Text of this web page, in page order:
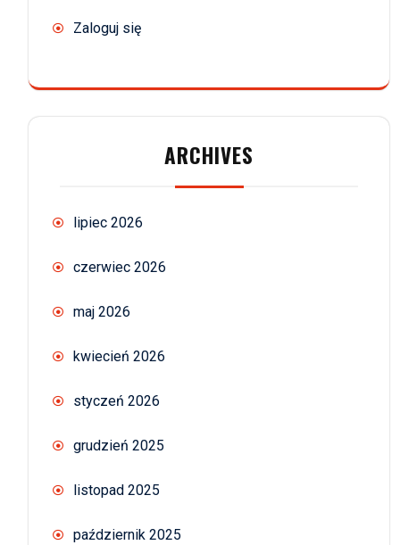
Zaloguj się
ARCHIVES
lipiec 2026
czerwiec 2026
maj 2026
kwiecień 2026
styczeń 2026
grudzień 2025
listopad 2025
październik 2025